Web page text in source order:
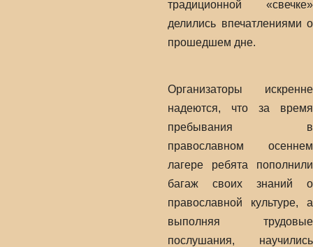
традиционной «свечке»
делились впечатлениями о
прошедшем дне.
Организаторы искренне
надеются, что за время
пребывания в
православном осеннем
лагере ребята пополнили
багаж своих знаний о
православной культуре, а
выполняя трудовые
послушания, научились